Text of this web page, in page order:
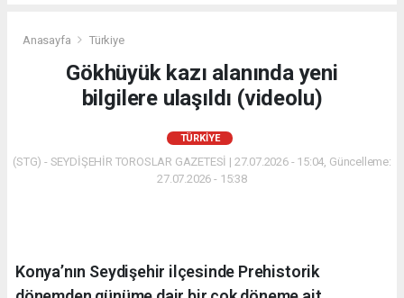
Anasayfa Türkiye
Gökhüyük kazı alanında yeni
bilgilere ulaşıldı (videolu)
TÜRKIYE
(STG) - SEYDİŞEHİR TOROSLAR GAZETESİ | 27.07.2026 - 15:04, Güncelleme:
27.07.2026 - 15:38
Konya’nın Seydişehir ilçesinde Prehistorik